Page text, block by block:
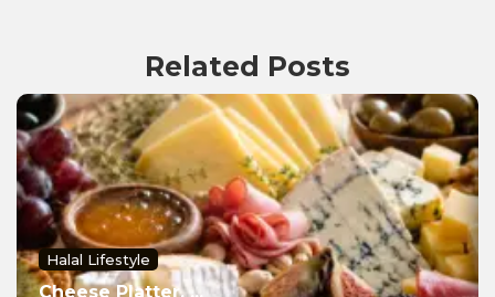
Related Posts
Halal Lifestyle
Cheese Platter, ...